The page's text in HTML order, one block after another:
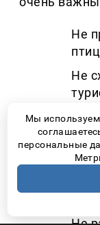
Не
Не
Не
Мы
персональные